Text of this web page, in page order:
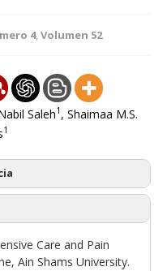
4,Volumen 52
Saleh1 , Shaimaa M.S.
1
Care and Pain
Ain Shams University.